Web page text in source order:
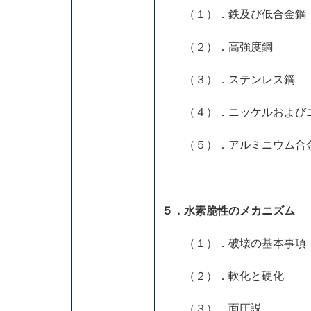
（１）．鉄及び低合金鋼
（２）．高強度鋼
（３）．ステンレ
（４）．ニッケルおよび
（５）．アルミニウム合
５．水素脆性のメカニズム
（１）．破壊の基本事項
（２）．軟化と硬化